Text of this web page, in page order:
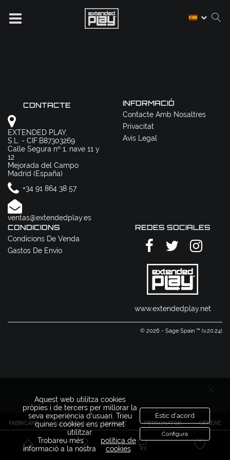
FABRICANT LLICÈNCIA MARQUE PERSONATGE GÈNERE
CONTACTE
EXTENDED PLAY,
S.L. - CIF:B87303269
Calle Segura nº 1, nave 11 y
12
Mejorada del Campo
Madrid (España)
+34 91 864 38 57
ventas@extendedplay.es
INFORMACIÓ
Contacte Amb Nosaltres
Privacitat
Avís Legal
CONDICIONS
Condicions De Venda
Gastos De Envío
REDES SOCIALES
www.extendedplay.net
© 2026 - Sage Spain ™ (v.20.24)
Aquest web utilitza cookies
pròpies i de tercers per millorar la
seva experiència d'usuari. Trieu
quines cookies ens permet
utilitzar.
Trobareu més
informació a la nostra
política de
cookies
Estic d'acord
Configura